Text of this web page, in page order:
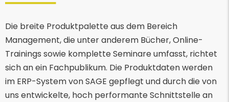
Die breite Produktpalette aus dem Bereich
Management, die unter anderem Bücher, Online-
Trainings sowie komplette Seminare umfasst, richtet
sich an ein Fachpublikum. Die Produktdaten werden
im ERP-System von SAGE gepflegt und durch die von
uns entwickelte, hoch performante Schnittstelle an